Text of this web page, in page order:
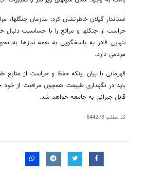
استاندار گیلان خاطرنشان کرد: سازمان جنگلها،
حراست از جنگلها و مراتع را با حساسیت
تنهایی قادر به پاسخگویی به همه نیازها
مردمی دارد.
قهرمانی با بیان اینکه حفظ و حراست از
باید در نگهداری طبیعت همچون مراقبت از
قابل جبرانی به جامعه خواهد شد.
کد مطلب844278